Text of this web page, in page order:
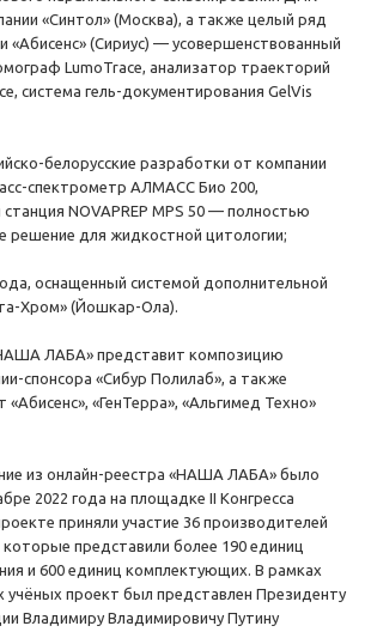
«Синтол» (Москва), а также целый ряд
«Абисенс» (Сириус) — усовершенствованный
LumoTrace, анализатор траекторий
система гель-документирования GelVis
белорусские разработки от компании
спектрометр АЛМАСС Био 200,
NOVAPREP MPS 50 — полностью
решение для жидкостной цитологии;
оснащенный системой дополнительной
Хром» (Йошкар-Ола).
ЛАБА» представит композицию
спонсора «Сибур Полилаб», а также
«ГенТерра», «Альгимед Техно»
из онлайн-реестра «НАША ЛАБА» было
2022 года на площадке II Конгресса
приняли участие 36 производителей
которые представили более 190 единиц
и 600 единиц комплектующих. В рамках
учёных проект был представлен Президенту
Владимиру Владимировичу Путину